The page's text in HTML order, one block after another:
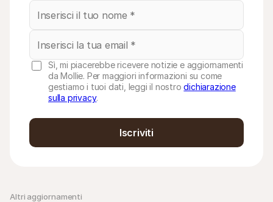
Altri aggiornamenti
Sì, mi piacerebbe ricevere notizie e aggiornamenti
da Mollie. Per maggiori informazioni su come
gestiamo i tuoi dati, leggi il nostrodichiarazione
sulla privacy.
Iscriviti